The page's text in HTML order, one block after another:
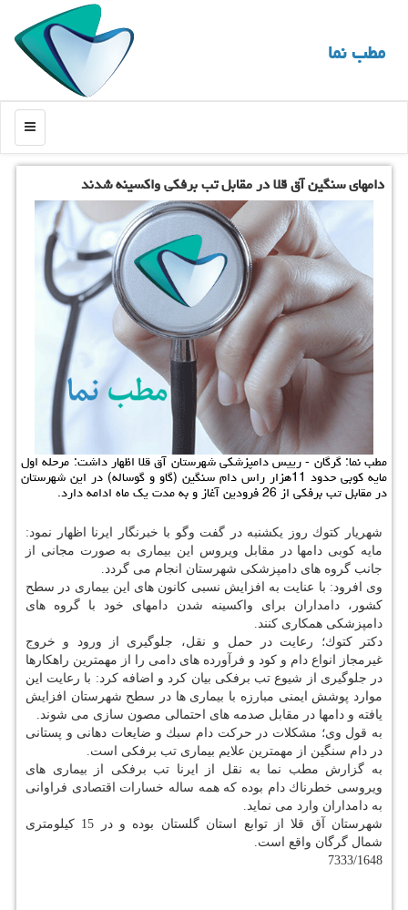
مطب نما
منو
دامهای سنگین آق قلا در مقابل تب برفكی واكسینه شدند
مطب نما: گرگان - رییس دامپزشكی شهرستان آق قلا اظهار داشت: مرحله اول
مایه كوبی حدود 11هزار راس دام سنگین (گاو و گوساله) در این شهرستان
در مقابل تب برفكی از 26 فرودین آغاز و به مدت یك ماه ادامه دارد.
شهریار كتوك روز یكشنبه در گفت وگو با خبرنگار ایرنا اظهار نمود:
مایه كوبی دامها در مقابل ویروس این بیماری به صورت مجانی از
جانب گروه های دامپزشكی شهرستان انجام می گردد.
وی افرود: با عنایت به افزایش نسبی كانون های این بیماری در سطح
كشور، دامداران برای واكسینه شدن دامهای خود با گروه های
دامپزشكی همكاری كنند.
دكتر كتوك؛ رعایت در حمل و نقل، جلوگیری از ورود و خروج
غیرمجاز انواع دام و كود و فرآورده های دامی را از مهمترین راهكارها
در جلوگیری از شیوع تب برفكی بیان كرد و اضافه كرد: با رعایت این
موارد پوشش ایمنی مبارزه با بیماری ها در سطح شهرستان افزایش
یافته و دامها در مقابل صدمه های احتمالی مصون سازی می شوند.
به قول وی؛ مشكلات در حركت دام سبك و ضایعات دهانی و پستانی
در دام سنگین از مهمترین علایم بیماری تب برفكی است.
به گزارش مطب نما به نقل از ایرنا تب برفكی از بیماری های
ویروسی خطرناك دام بوده كه همه ساله خسارات اقتصادی فراوانی
به دامداران وارد می نماید.
شهرستان آق قلا از توابع استان گلستان بوده و در 15 كیلومتری
شمال گرگان واقع است.
7333/1648